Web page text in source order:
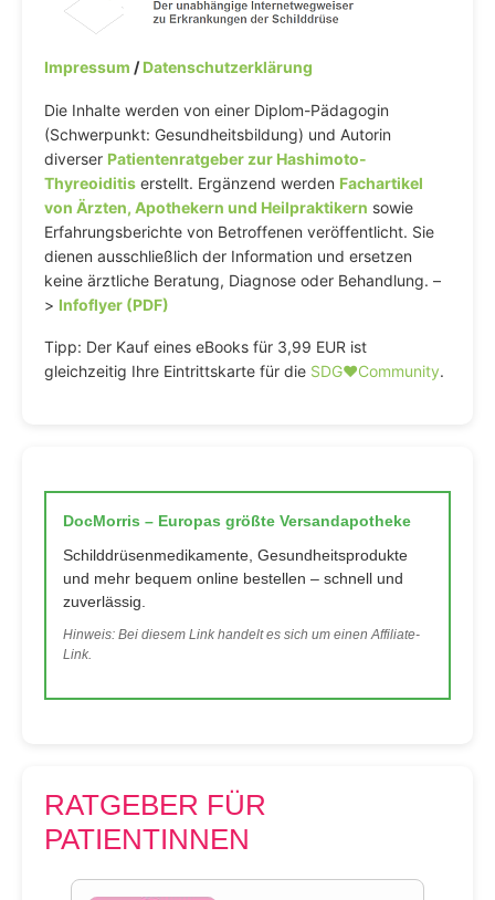
Impressum /Datenschutzerklärung
Die Inhalte werden von einer Diplom-Pädagogin
(Schwerpunkt: Gesundheitsbildung) und Autorin
diverser Patientenratgeber zur Hashimoto-
Thyreoiditis erstellt. Ergänzend werden Fachartikel
von Ärzten, Apothekern und Heilpraktikern sowie
Erfahrungsberichte von Betroffenen veröffentlicht. Sie
dienen ausschließlich der Information und ersetzen
keine ärztliche Beratung, Diagnose oder Behandlung. –
> Infoflyer (PDF)
Tipp: Der Kauf eines eBooks für 3,99 EUR ist
gleichzeitig Ihre Eintrittskarte für die SDG♥️Community.
DocMorris – Europas größte Versandapotheke
Schilddrüsenmedikamente, Gesundheitsprodukte
und mehr bequem online bestellen – schnell und
zuverlässig.
Hinweis: Bei diesem Link handelt es sich um einen Affiliate-
Link.
RATGEBER FÜR
PATIENTINNEN